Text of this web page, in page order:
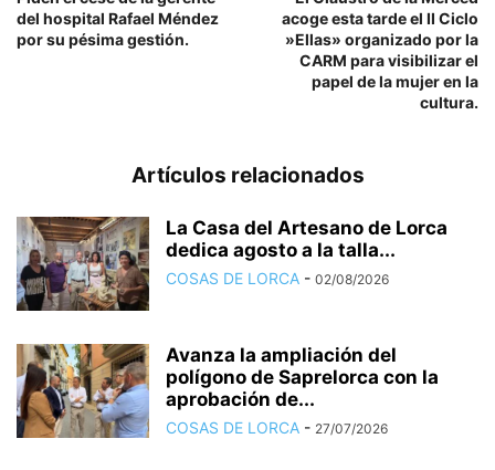
del hospital Rafael Méndez
por su pésima gestión.
acoge esta tarde el II Ciclo
»Ellas» organizado por la
CARM para visibilizar el
papel de la mujer en la
cultura.
Artículos relacionados
La Casa del Artesano de Lorca
dedica agosto a la talla...
COSAS DE LORCA - 02/08/2026
Avanza la ampliación del
polígono de Saprelorca con la
aprobación de...
COSAS DE LORCA - 27/07/2026